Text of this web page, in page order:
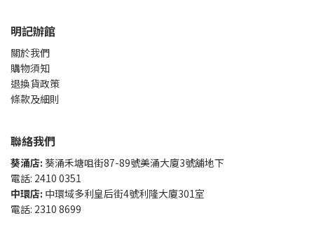
明記辦館
關於我們
購物須知
退換貨政策
條款及細則
聯絡我們
葵涌店: 葵涌禾塘咀街87-89號美涌大廈3號舖地下
電話: 2410 0351
中環店: 中環域多利皇后街4號利隆大廈301室
電話: 2310 8699